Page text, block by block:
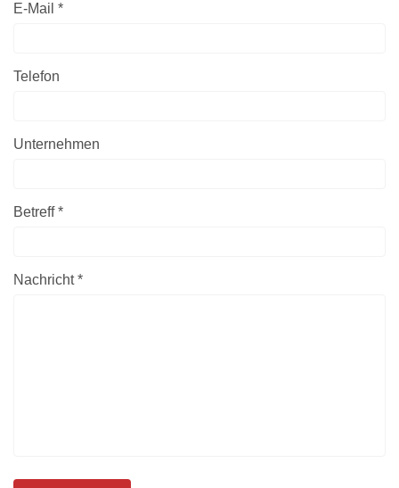
E-Mail *
Telefon
Unternehmen
Betreff *
Nachricht *